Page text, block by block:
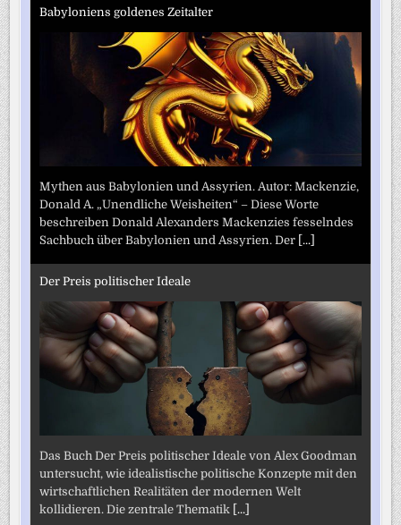
Babyloniens goldenes Zeitalter
Mythen aus Babylonien und Assyrien. Autor: Mackenzie,
Donald A. „Unendliche Weisheiten“ – Diese Worte
beschreiben Donald Alexanders Mackenzies fesselndes
Sachbuch über Babylonien und Assyrien. Der [...]
Der Preis politischer Ideale
Das Buch Der Preis politischer Ideale von Alex Goodman
untersucht, wie idealistische politische Konzepte mit den
wirtschaftlichen Realitäten der modernen Welt
kollidieren. Die zentrale Thematik [...]